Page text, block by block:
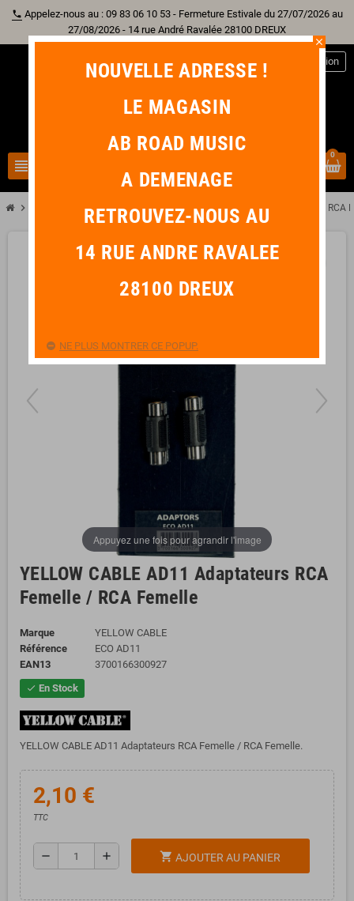
phone Appelez-nous au : 09 83 06 10 53 - Fermeture Estivale du 27/07/2026 au
27/08/2026 - 14 rue André Ravalée 28100 DREUX
view_headline
Connexion
0
chevron_right Sono & Lumièrechevron_right YELLOW CABLE AD11 Adaptateurs RCA Femelle / RCA
Appuyez une fois pour agrandir l'image
YELLOW CABLE AD11 Adaptateurs RCA
Femelle / RCA Femelle
Marque
YELLOW CABLE
Référence
ECO AD11
EAN13
3700166300927
check En Stock
YELLOW CABLE AD11 Adaptateurs RCA Femelle / RCA Femelle.
2,10 €
TTC
remove add shopping_cart AJOUTER AU PANIER
close
NOUVELLE ADRESSE !
LE MAGASIN
AB ROAD MUSIC
A DEMENAGE
RETROUVEZ-NOUS AU
14 RUE ANDRE RAVALEE
28100 DREUX
NE PLUS MONTRER CE POPUP.